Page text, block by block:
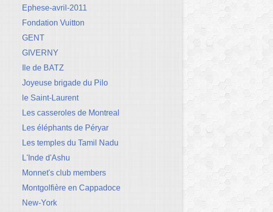
Ephese-avril-2011
Fondation Vuitton
GENT
GIVERNY
Ile de BATZ
Joyeuse brigade du Pilo
le Saint-Laurent
Les casseroles de Montreal
Les éléphants de Péryar
Les temples du Tamil Nadu
L'Inde d'Ashu
Monnet's club members
Montgolfière en Cappadoce
New-York